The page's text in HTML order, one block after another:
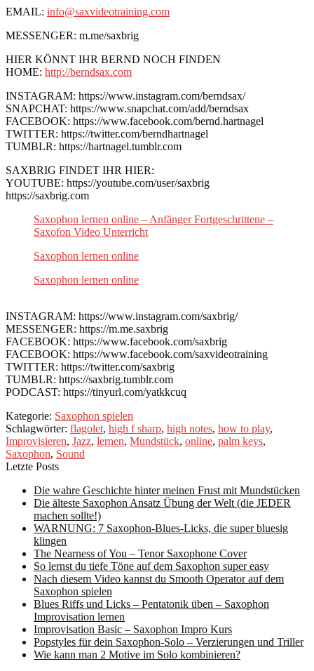
EMAIL: info@saxvideotraining.com
MESSENGER: m.me/saxbrig
HIER KÖNNT IHR BERND NOCH FINDEN
HOME: http://berndsax.com
INSTAGRAM: https://www.instagram.com/berndsax/
SNAPCHAT: https://www.snapchat.com/add/berndsax
FACEBOOK: https://www.facebook.com/bernd.hartnagel
TWITTER: https://twitter.com/berndhartnagel
TUMBLR: https://hartnagel.tumblr.com
SAXBRIG FINDET IHR HIER:
YOUTUBE: https://youtube.com/user/saxbrig
https://saxbrig.com
Saxophon lernen online – Anfänger Fortgeschrittene –
Saxofon Video Unterricht
Saxophon lernen online
Saxophon lernen online
INSTAGRAM: https://www.instagram.com/saxbrig/
MESSENGER: https://m.me.saxbrig
FACEBOOK: https://www.facebook.com/saxbrig
FACEBOOK: https://www.facebook.com/saxvideotraining
TWITTER: https://twitter.com/saxbrig
TUMBLR: https://saxbrig.tumblr.com
PODCAST: https://tinyurl.com/yatkkcuq
Kategorie: Saxophon spielen
Schlagwörter: flagolet, high f sharp, high notes, how to play,
Improvisieren, Jazz, lernen, Mundstück, online, palm keys,
Saxophon, Sound
Letzte Posts
Die wahre Geschichte hinter meinen Frust mit Mundstücken
Die älteste Saxophon Ansatz Übung der Welt (die JEDER
machen sollte!)
WARNUNG: 7 Saxophon-Blues-Licks, die super bluesig
klingen
The Nearness of You – Tenor Saxophone Cover
So lernst du tiefe Töne auf dem Saxophon super easy
Nach diesem Video kannst du Smooth Operator auf dem
Saxophon spielen
Blues Riffs und Licks – Pentatonik üben – Saxophon
Improvisation lernen
Improvisation Basic – Saxophon Impro Kurs
Popstyles für dein Saxophon-Solo – Verzierungen und Triller
Wie kann man 2 Motive im Solo kombinieren?